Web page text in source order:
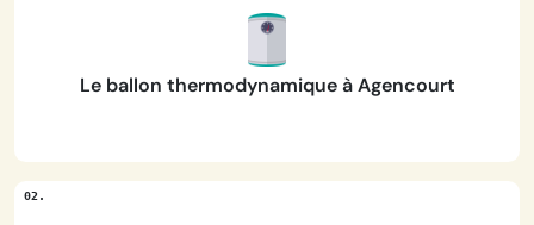
Le ballon thermodynamique à Agencourt